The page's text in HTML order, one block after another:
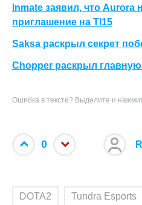
Inmate заявил, что Aurora
приглашение на TI15
Saksa раскрыл секрет
Chopper раскрыл
Ошибка в тексте? Выделите и
0
DOTA2 Tundra Esports